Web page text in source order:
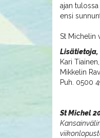
ajan
ensi
St Michelin
Lisätietoja,
Kari
Mikkelin
Puh. 0500
St Michel